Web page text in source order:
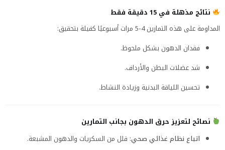
نتائج مذهلة في 15 دقيقة فقط
المداومة على هذه التمارين 4-5 مرات أسبوعيًا كفيلة بتحقيق:
فقدان الدهون بشكل ملحوظ.
شد عضلات البطن والأرداف.
تحسين اللياقة البدنية وزيادة النشاط.
نصائح لتعزيز حرق الدهون بجانب التمارين
اتباع نظام غذائي صحي: قلل من السكريات والدهون المشبعة.